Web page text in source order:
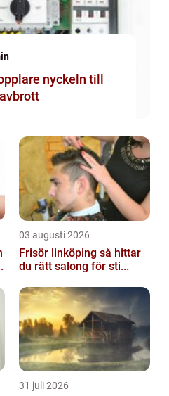
till
03 augusti 2026
Frisör linköping så hittar
du rätt salong för sti...
31 juli 2026